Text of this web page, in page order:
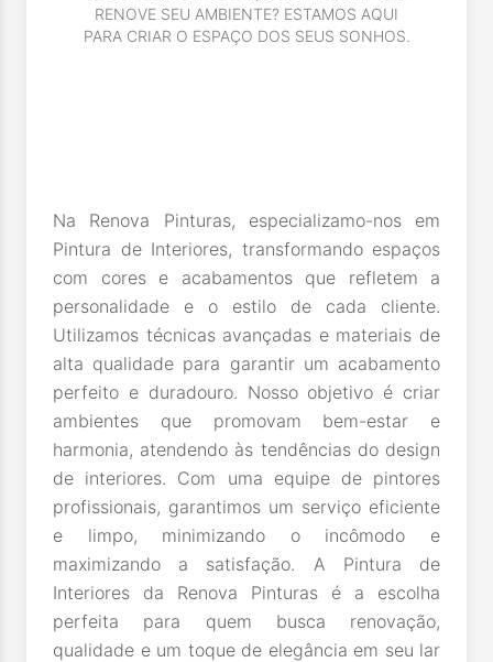
RENOVE SEU AMBIENTE? ESTAMOS AQUI
PARA CRIAR O ESPAÇO DOS SEUS SONHOS.
Na Renova Pinturas, especializamo-nos em
Pintura de Interiores, transformando espaços
com cores e acabamentos que refletem a
personalidade e o estilo de cada cliente.
Utilizamos técnicas avançadas e materiais de
alta qualidade para garantir um acabamento
perfeito e duradouro. Nosso objetivo é criar
ambientes que promovam bem-estar e
harmonia, atendendo às tendências do design
de interiores. Com uma equipe de pintores
profissionais, garantimos um serviço eficiente
e limpo, minimizando o incômodo e
maximizando a satisfação. A Pintura de
Interiores da Renova Pinturas é a escolha
perfeita para quem busca renovação,
qualidade e um toque de elegância em seu lar